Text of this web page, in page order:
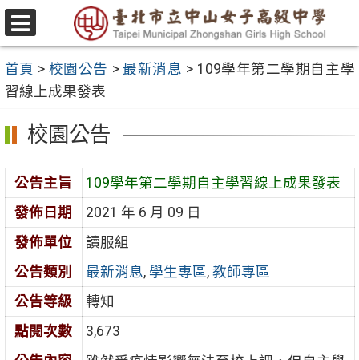
跳
至
要
內
容
區
選
單
首頁 > 校園公告 > 最新消息 > 109學年第二學期自主學
習線上成果發表
校園公告
公告主旨
109學年第二學期自主學習線上成果發表
發佈日期
2021 年 6 月 09 日
發佈單位
讀服組
公告類別
最新消息, 學生專區, 教師專區
公告等級
轉知
點閱次數
3,673